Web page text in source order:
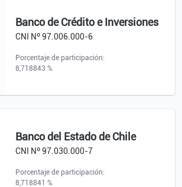
Banco de Crédito e Inversiones
CNI Nº 97.006.000-6
Porcentaje de participación:
8,718843 %
Banco del Estado de Chile
CNI Nº 97.030.000-7
Porcentaje de participación:
8,718841 %